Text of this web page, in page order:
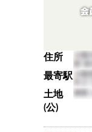
住所
最寄駅
土地
(公)